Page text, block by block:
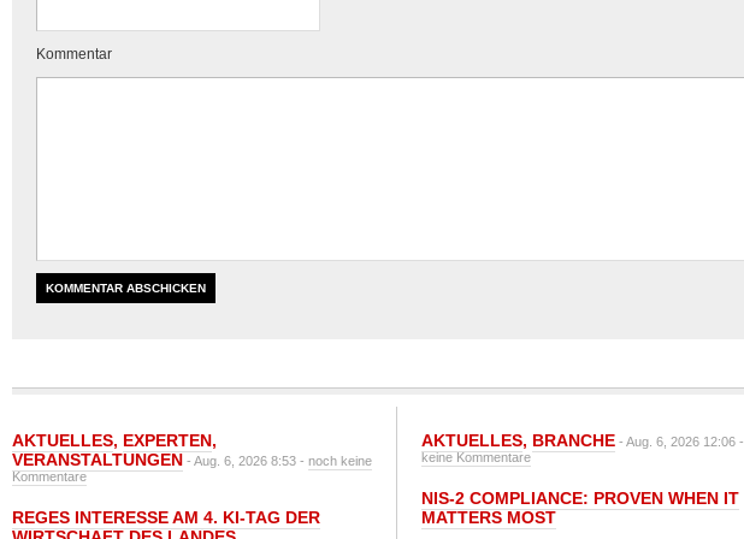
Kommentar
AKTUELLES, EXPERTEN,
VERANSTALTUNGEN - Aug. 6, 2026 8:53 - noch keine
Kommentare
REGES INTERESSE AM 4. KI-TAG DER
AKTUELLES, BRANCHE - Aug. 6, 2026 12:06 -
keine Kommentare
NIS-2 COMPLIANCE: PROVEN WHEN IT
MATTERS MOST